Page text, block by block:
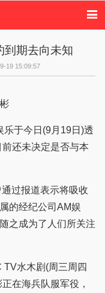
娱乐
欧美娱乐
新闻
到期去向未知
19 15:09:57
乐于今日(9月19日)透
还未决定是否与本
过报道表示将吸收
的经纪公司AM娱
之成为了人们所关注
TV水木剧(周三周四
在海兵队服军役，